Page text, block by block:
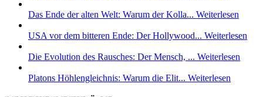
Das Ende der alten Welt: Warum der Kolla... Weiterlesen
USA vor dem bitteren Ende: Der Hollywood... Weiterlesen
Die Evolution des Rausches: Der Mensch, ... Weiterlesen
Platons Höhlengleichnis: Warum die Elit... Weiterlesen